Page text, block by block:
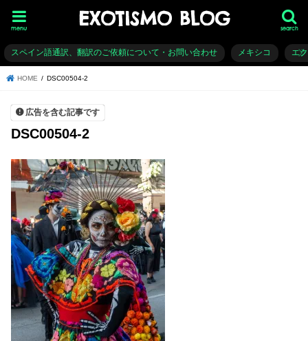
EXOTISMO BLOG search
menu
スペイン語通訳、翻訳のご依頼について・お問い合わせ メキシコ エ
HOME DSC00504-2
広告を含む記事です
DSC00504-2